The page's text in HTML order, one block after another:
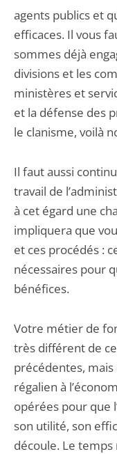
agents publics et
efficaces. Il vous
sommes déjà
divisions et les
ministères et
et la défense des
le clanisme, voilà
Il faut aussi
travail de
à cet égard une
impliquera que
et ces procédés :
nécessaires pour
bénéfices.
Votre métier de
très différent de
précédentes,
régalien à
opérées pour que
son utilité, son
découle. Le temps